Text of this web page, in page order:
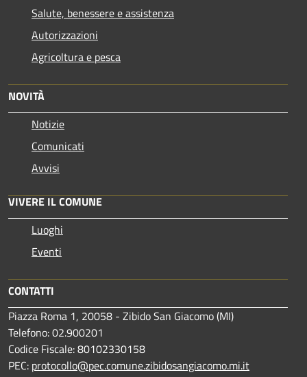
Salute, benessere e assistenza
Autorizzazioni
Agricoltura e pesca
NOVITÀ
Notizie
Comunicati
Avvisi
VIVERE IL COMUNE
Luoghi
Eventi
CONTATTI
Piazza Roma 1, 20058 - Zibido San Giacomo (MI)
Telefono: 02.900201
Codice Fiscale: 80102330158
PEC: protocollo@pec.comune.zibidosangiacomo.mi.it